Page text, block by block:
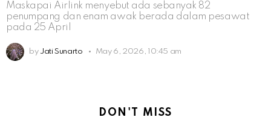
Maskapai Airlink menyebut ada sebanyak 82
penumpang dan enam awak berada dalam pesawat
pada 25 April
by Jati Sunarto May 6, 2026, 10:45 am
DON'T MISS